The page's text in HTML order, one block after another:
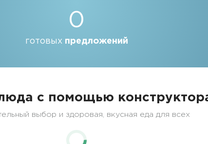
0
готовых предложений
с помощью
выбор и здоровая, вкусная еда для всех